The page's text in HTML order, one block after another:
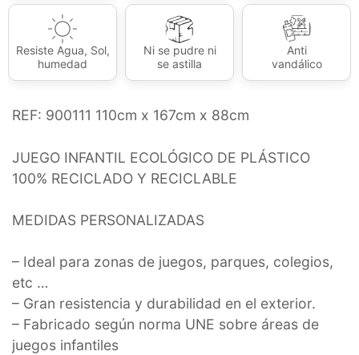
Resiste Agua, Sol,
humedad
Ni se pudre ni
se astilla
Anti
vandálico
REF: 900111 110cm x 167cm x 88cm
JUEGO INFANTIL ECOLÓGICO DE PLÁSTICO
100% RECICLADO Y RECICLABLE
MEDIDAS PERSONALIZADAS
– Ideal para zonas de juegos, parques, colegios,
etc …
– Gran resistencia y durabilidad en el exterior.
– Fabricado según norma UNE sobre áreas de
juegos infantiles